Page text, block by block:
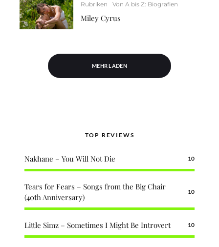
Rubriken Von A bis Z: Biografien
Miley Cyrus
MEHR LADEN
TOP REVIEWS
Nakhane – You Will Not Die 10
Tears for Fears – Songs from the Big Chair
(40th Anniversary)
10
Little Simz – Sometimes I Might Be Introvert 10